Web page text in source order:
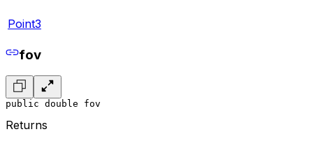
Point3
fov
public double fov
Returns